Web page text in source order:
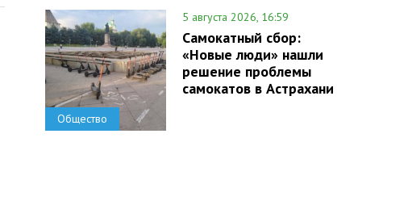
Общество
5 августа 2026, 16:59
Самокатный сбор:
«Новые люди» нашли
решение проблемы
самокатов в Астрахани